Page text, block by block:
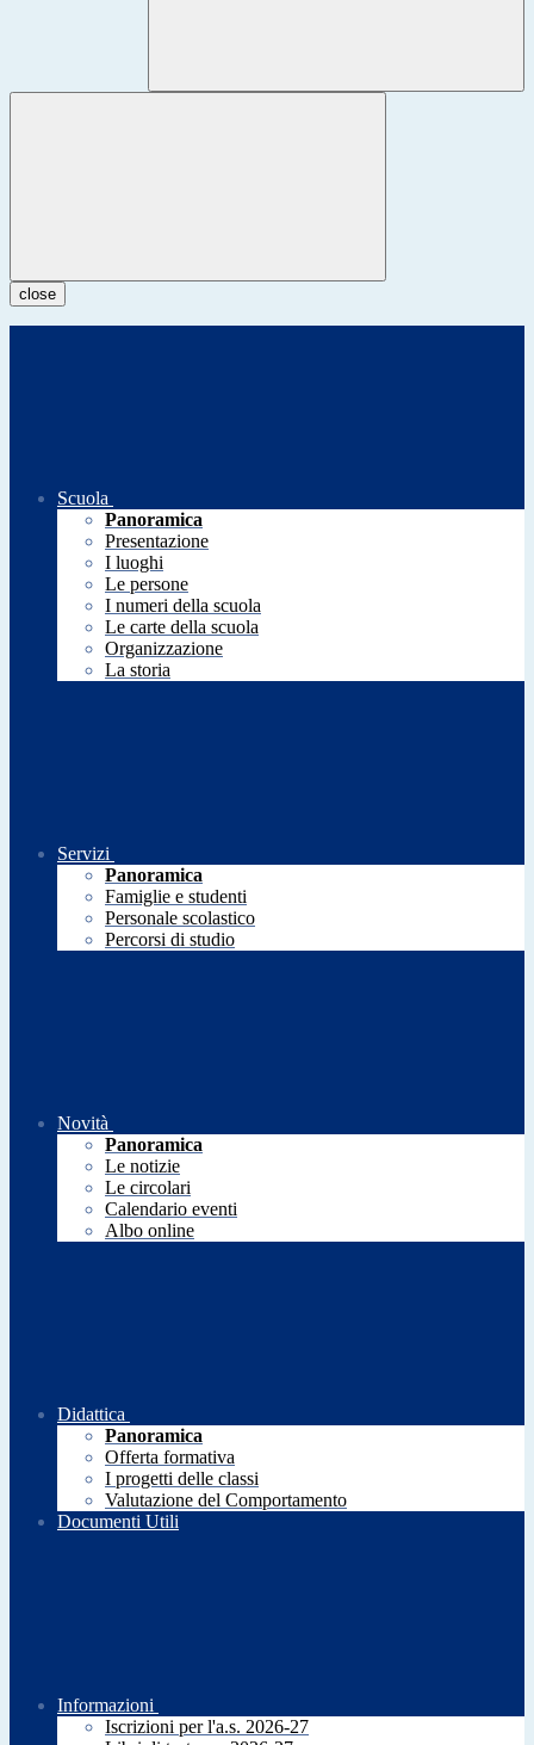
close
Scuola
Panoramica
Presentazione
I luoghi
Le persone
I numeri della scuola
Le carte della scuola
Organizzazione
La storia
Servizi
Panoramica
Famiglie e studenti
Personale scolastico
Percorsi di studio
Novità
Panoramica
Le notizie
Le circolari
Calendario eventi
Albo online
Didattica
Panoramica
Offerta formativa
I progetti delle classi
Valutazione del Comportamento
Documenti Utili
Informazioni
Iscrizioni per l'a.s. 2026-27